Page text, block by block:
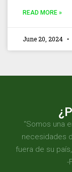
READ MORE »
June 20, 2024
“Somos una
necesidades
fuera de su
-